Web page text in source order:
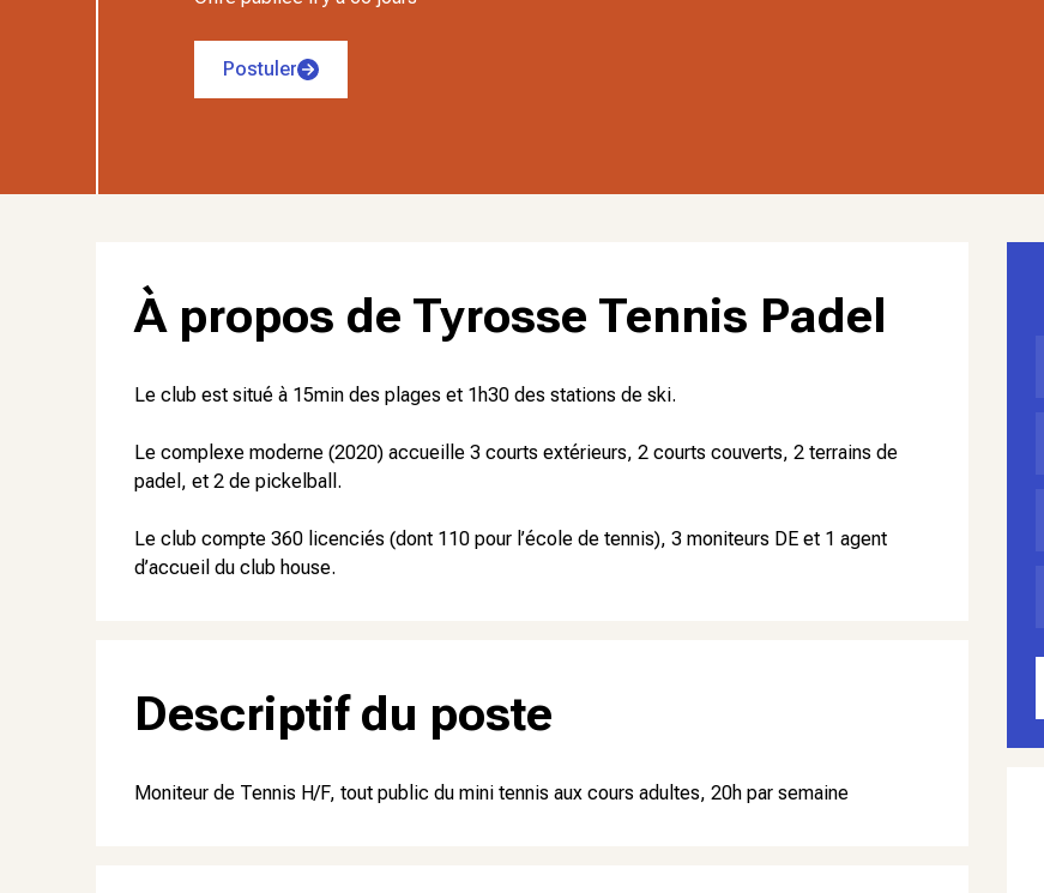
Postuler
À propos de Tyrosse Tennis Padel
Le club est situé à 15min des plages et 1h30 des stations de ski.
Le complexe moderne (2020) accueille 3 courts extérieurs, 2 courts couverts, 2 terrains de
padel, et 2 de pickelball.
Le club compte 360 licenciés (dont 110 pour l’école de tennis), 3 moniteurs DE et 1 agent
d’accueil du club house.
Descriptif du poste
Moniteur de Tennis H/F, tout public du mini tennis aux cours adultes, 20h par semaine